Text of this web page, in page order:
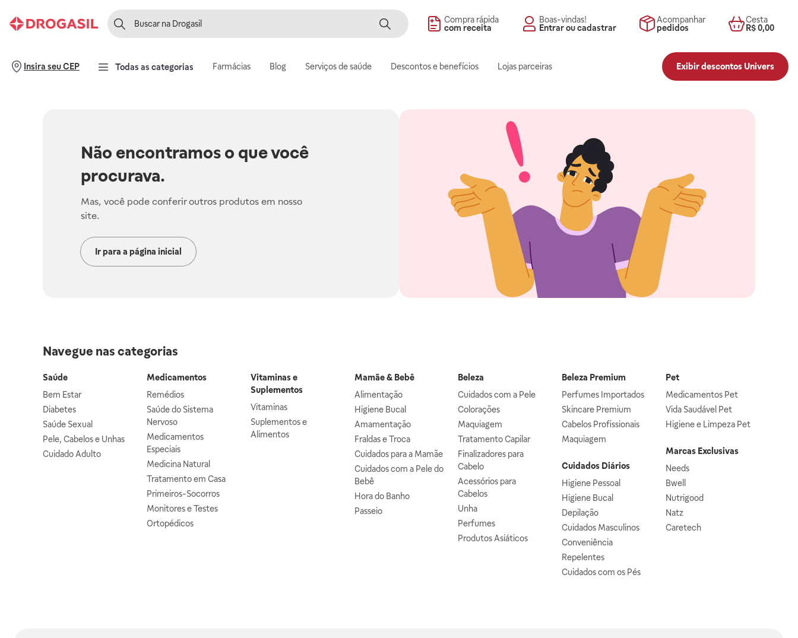
Compra rápida
com receita
Boas-vindas!
Entrar ou cadastrar
Acompanhar
pedidos
Cesta
R$ 0,00
Insira seu CEP Todas as categorias Farmácias Blog Serviços de saúde Descontos e benefícios Lojas parceiras Exibir descontos Univers
Não encontramos o que você
procurava.
Mas, você pode conferir outros produtos em nosso
site.
Ir para a página inicial
Navegue nas categorias
Saúde
Bem Estar
Diabetes
Saúde Sexual
Pele, Cabelos e Unhas
Cuidado Adulto
Medicamentos
Remédios
Saúde do Sistema
Nervoso
Medicamentos
Especiais
Medicina Natural
Tratamento em Casa
Primeiros-Socorros
Monitores e Testes
Ortopédicos
Vitaminas e
Suplementos
Vitaminas
Suplementos e
Alimentos
Mamãe & Bebê
Alimentação
Higiene Bucal
Amamentação
Fraldas e Troca
Cuidados para a Mamãe
Cuidados com a Pele do
Bebê
Hora do Banho
Passeio
Beleza
Cuidados com a Pele
Colorações
Maquiagem
Tratamento Capilar
Finalizadores para
Cabelo
Acessórios para
Cabelos
Unha
Perfumes
Produtos Asiáticos
Beleza Premium
Perfumes Importados
Skincare Premium
Cabelos Profissionais
Maquiagem
Cuidados Diários
Higiene Pessoal
Higiene Bucal
Depilação
Cuidados Masculinos
Conveniência
Repelentes
Cuidados com os Pés
Pet
Medicamentos Pet
Vida Saudável Pet
Higiene e Limpeza Pet
Marcas Exclusivas
Needs
Bwell
Nutrigood
Natz
Caretech